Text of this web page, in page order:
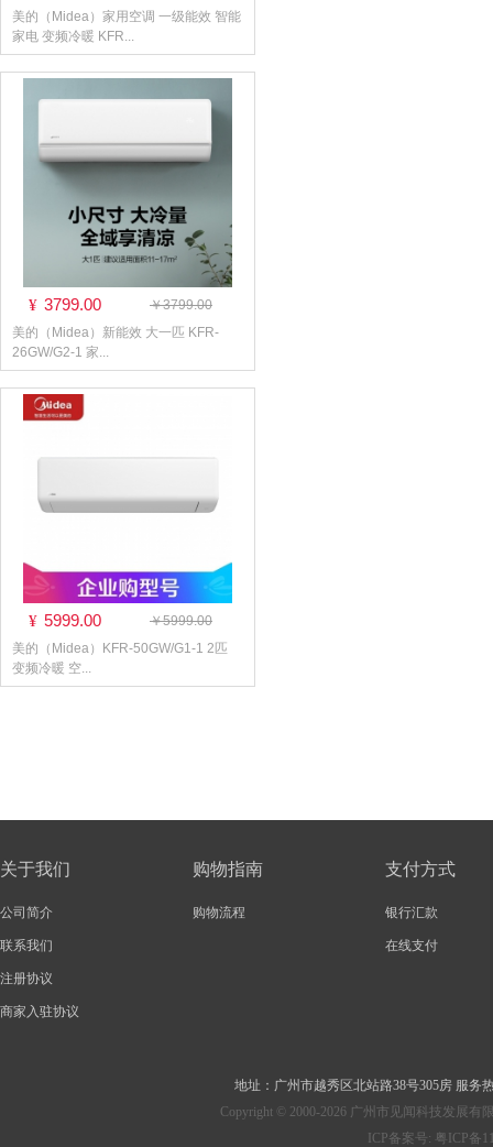
美的（Midea）家用空调 一级能效 智能
家电 变频冷暖 KFR...
¥ 3799.00
￥3799.00
美的（Midea）新能效 大一匹 KFR-
26GW/G2-1 家...
¥ 5999.00
￥5999.00
美的（Midea）KFR-50GW/G1-1 2匹
变频冷暖 空...
关于我们
公司简介
联系我们
注册协议
商家入驻协议
购物指南
购物流程
支付方式
银行汇款
在线支付
地址： 广州市越秀区北站路38号305房 服务
Copyright © 2000-2026 广州市见闻科技发展
ICP备案号: 粤ICP备